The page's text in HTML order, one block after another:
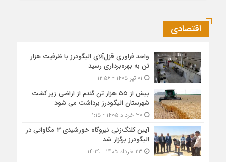
اقتصادی
واحد فراوری قزل‌آلای الیگودرز با ظرفیت هزار
تن به بهره‌برداری رسید
بیش از ۵۵ هزار تن گندم از اراضی زیر کشت
شهرستان الیگودرز برداشت می شود
۳۰ خرداد ۱۴۰۵ - ۱:۱۵
آیین کلنگ‌زنی نیروگاه خورشیدی ۳ مگاواتی در
الیگودرز برگزار شد